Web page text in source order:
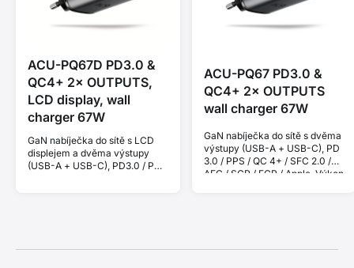
ACU-PQ67D PD3.0 &
QC4+ 2× OUTPUTS,
LCD display, wall
charger 67W
GaN nabíječka do sítě s LCD
displejem a dvěma výstupy
(USB-A + USB-C), PD3.0 / PPS
ACU-PQ67 PD3.0 &
QC4+ 2× OUTPUTS
wall charger 67W
GaN nabíječka do sítě s dvěma
výstupy (USB-A + USB-C), PD
3.0 / PPS / QC 4+ / SFC 2.0 /
AFC / SCP / FCP / Apple. Výkon